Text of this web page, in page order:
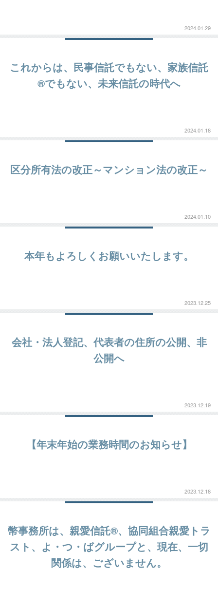
2024.01.29
これからは、民事信託でもない、家族信託
®でもない、未来信託の時代へ
2024.01.18
区分所有法の改正～マンション法の改正～
2024.01.10
本年もよろしくお願いいたします。
2023.12.25
会社・法人登記、代表者の住所の公開、非
公開へ
2023.12.19
【年末年始の業務時間のお知らせ】
2023.12.18
幣事務所は、親愛信託®、協同組合親愛トラ
スト、よ・つ・ばグループと、現在、一切
関係は、ございません。